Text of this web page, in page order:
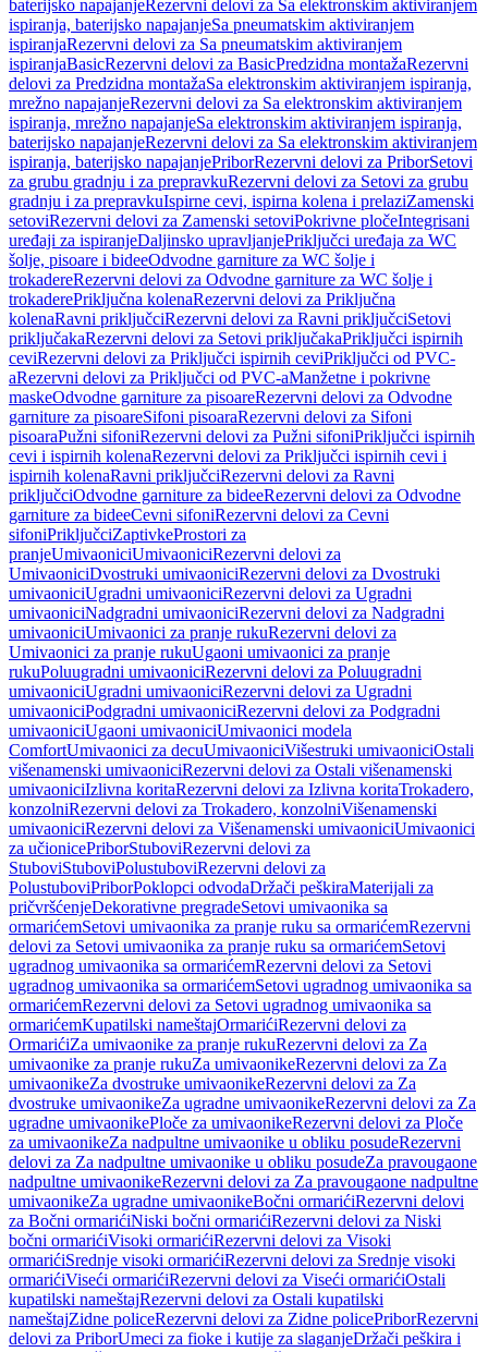
baterijsko napajanjeRezervni delovi za Sa elektronskim aktiviranjem
ispiranja, baterijsko napajanjeSa pneumatskim aktiviranjem
ispiranjaRezervni delovi za Sa pneumatskim aktiviranjem
ispiranjaBasicRezervni delovi za BasicPredzidna montažaRezervni
delovi za Predzidna montažaSa elektronskim aktiviranjem ispiranja,
mrežno napajanjeRezervni delovi za Sa elektronskim aktiviranjem
ispiranja, mrežno napajanjeSa elektronskim aktiviranjem ispiranja,
baterijsko napajanjeRezervni delovi za Sa elektronskim aktiviranjem
ispiranja, baterijsko napajanjePriborRezervni delovi za PriborSetovi
za grubu gradnju i za prepravkuRezervni delovi za Setovi za grubu
gradnju i za prepravkuIspirne cevi, ispirna kolena i prelaziZamenski
setoviRezervni delovi za Zamenski setoviPokrivne pločeIntegrisani
uređaji za ispiranjeDaljinsko upravljanjePriključci uređaja za WC
šolje, pisoare i bideeOdvodne garniture za WC šolje i
trokadereRezervni delovi za Odvodne garniture za WC šolje i
trokaderePriključna kolenaRezervni delovi za Priključna
kolenaRavni priključciRezervni delovi za Ravni priključciSetovi
priključakaRezervni delovi za Setovi priključakaPriključci ispirnih
ceviRezervni delovi za Priključci ispirnih ceviPriključci od PVC-
aRezervni delovi za Priključci od PVC-aManžetne i pokrivne
maskeOdvodne garniture za pisoareRezervni delovi za Odvodne
garniture za pisoareSifoni pisoaraRezervni delovi za Sifoni
pisoaraPužni sifoniRezervni delovi za Pužni sifoniPriključci ispirnih
cevi i ispirnih kolenaRezervni delovi za Priključci ispirnih cevi i
ispirnih kolenaRavni priključciRezervni delovi za Ravni
priključciOdvodne garniture za bideeRezervni delovi za Odvodne
garniture za bideeCevni sifoniRezervni delovi za Cevni
sifoniPriključciZaptivkeProstori za
pranjeUmivaoniciUmivaoniciRezervni delovi za
UmivaoniciDvostruki umivaoniciRezervni delovi za Dvostruki
umivaoniciUgradni umivaoniciRezervni delovi za Ugradni
umivaoniciNadgradni umivaoniciRezervni delovi za Nadgradni
umivaoniciUmivaonici za pranje rukuRezervni delovi za
Umivaonici za pranje rukuUgaoni umivaonici za pranje
rukuPoluugradni umivaoniciRezervni delovi za Poluugradni
umivaoniciUgradni umivaoniciRezervni delovi za Ugradni
umivaoniciPodgradni umivaoniciRezervni delovi za Podgradni
umivaoniciUgaoni umivaoniciUmivaonici modela
ComfortUmivaonici za decuUmivaoniciVišestruki umivaoniciOstali
višenamenski umivaoniciRezervni delovi za Ostali višenamenski
umivaoniciIzlivna koritaRezervni delovi za Izlivna koritaTrokadero,
konzolniRezervni delovi za Trokadero, konzolniVišenamenski
umivaoniciRezervni delovi za Višenamenski umivaoniciUmivaonici
za učionicePriborStuboviRezervni delovi za
StuboviStuboviPolustuboviRezervni delovi za
PolustuboviPriborPoklopci odvodaDržači peškiraMaterijali za
pričvršćenjeDekorativne pregradeSetovi umivaonika sa
ormarićemSetovi umivaonika za pranje ruku sa ormarićemRezervni
delovi za Setovi umivaonika za pranje ruku sa ormarićemSetovi
ugradnog umivaonika sa ormarićemRezervni delovi za Setovi
ugradnog umivaonika sa ormarićemSetovi ugradnog umivaonika sa
ormarićemRezervni delovi za Setovi ugradnog umivaonika sa
ormarićemKupatilski nameštajOrmarićiRezervni delovi za
OrmarićiZa umivaonike za pranje rukuRezervni delovi za Za
umivaonike za pranje rukuZa umivaonikeRezervni delovi za Za
umivaonikeZa dvostruke umivaonikeRezervni delovi za Za
dvostruke umivaonikeZa ugradne umivaonikeRezervni delovi za Za
ugradne umivaonikePloče za umivaonikeRezervni delovi za Ploče
za umivaonikeZa nadpultne umivaonike u obliku posudeRezervni
delovi za Za nadpultne umivaonike u obliku posudeZa pravougaone
nadpultne umivaonikeRezervni delovi za Za pravougaone nadpultne
umivaonikeZa ugradne umivaonikeBočni ormarićiRezervni delovi
za Bočni ormarićiNiski bočni ormarićiRezervni delovi za Niski
bočni ormarićiVisoki ormarićiRezervni delovi za Visoki
ormarićiSrednje visoki ormarićiRezervni delovi za Srednje visoki
ormarićiViseći ormarićiRezervni delovi za Viseći ormarićiOstali
kupatilski nameštajRezervni delovi za Ostali kupatilski
nameštajZidne policeRezervni delovi za Zidne policePriborRezervni
delovi za PriborUmeci za fioke i kutije za slaganjeDržači peškira i